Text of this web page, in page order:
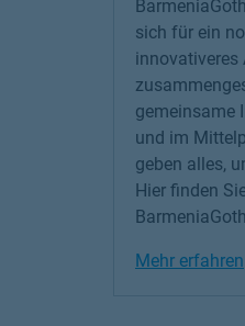
sich für ein
innovativeres
gemeinsame
und im
geben alles,
Hier finden
Mehr erfahren